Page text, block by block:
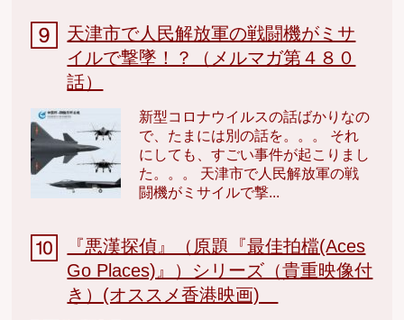
天津市で人民解放軍の戦闘機がミサ
イルで撃墜！？（メルマガ第４８０
話）
新型コロナウイルスの話ばかりなの
で、たまには別の話を。。。 それ
にしても、すごい事件が起こりまし
た。。。 天津市で人民解放軍の戦
闘機がミサイルで撃...
『悪漢探偵』（原題『最佳拍檔(Aces
Go Places)』）シリーズ（貴重映像付
き）(オススメ香港映画)